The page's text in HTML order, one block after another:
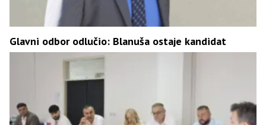
Glavni odbor odlučio: Blanuša ostaje kandidat